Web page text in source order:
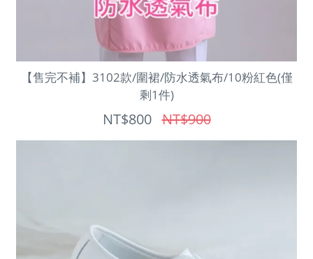
【售完不補】3102款/圍裙/防水透氣布/10粉紅色(僅
剩1件)
NT$800NT$900